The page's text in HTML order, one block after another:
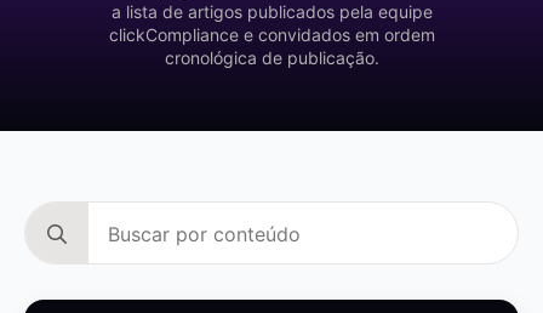
a lista de artigos publicados pela equipe
clickCompliance e convidados em ordem
cronológica de publicação.
for: